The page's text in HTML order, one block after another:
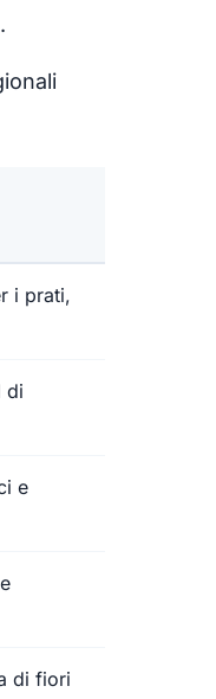
i prati,
di
e
di fiori